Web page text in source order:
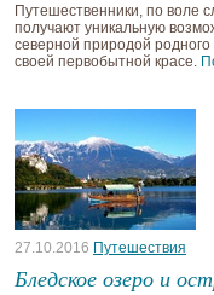
Путешественники, по воле
получают уникальную
северной природой родного
своей первобытной красе.
27.10.2016 Путешествия
Бледское озеро и